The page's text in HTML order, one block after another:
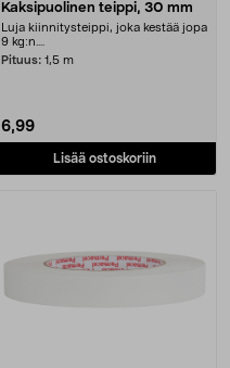
Kaksipuolinen teippi, 30 mm
Luja kiinnitysteippi, joka kestää jopa
9 kg:n....
Pituus: 1,5 m
6,99
Lisää ostoskoriin